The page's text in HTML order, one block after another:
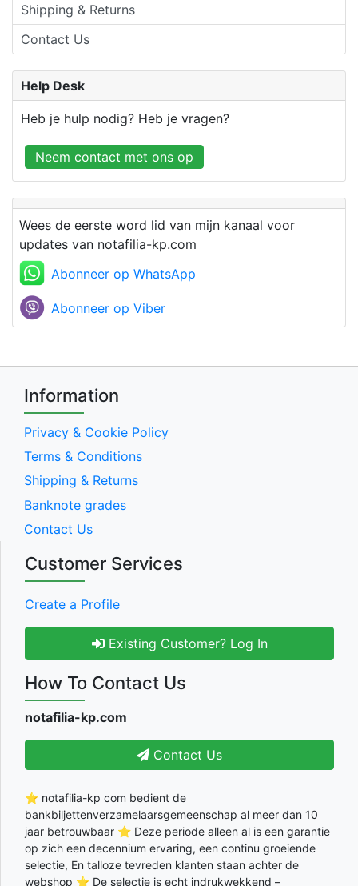
Shipping & Returns
Contact Us
Help Desk
Heb je hulp nodig? Heb je vragen?
Neem contact met ons op
Wees de eerste word lid van mijn kanaal voor
updates van notafilia-kp.com
Abonneer op WhatsApp
Abonneer op Viber
Information
Privacy & Cookie Policy
Terms & Conditions
Shipping & Returns
Banknote grades
Contact Us
Customer Services
Create a Profile
Existing Customer? Log In
How To Contact Us
notafilia-kp.com
Contact Us
⭐ notafilia-kp com bedient de
bankbiljettenverzamelaarsgemeenschap al meer dan 10
jaar betrouwbaar ⭐ Deze periode alleen al is een garantie
op zich een decennium ervaring, een continu groeiende
selectie, En talloze tevreden klanten staan achter de
webshop ⭐ De selectie is echt indrukwekkend –